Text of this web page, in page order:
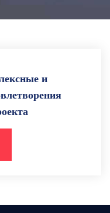
и